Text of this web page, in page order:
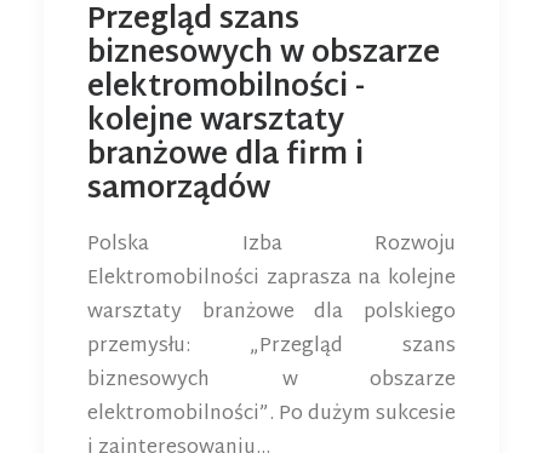
Przegląd szans
biznesowych w obszarze
elektromobilności -
kolejne warsztaty
branżowe dla firm i
samorządów
Polska Izba Rozwoju
Elektromobilności zaprasza na kolejne
warsztaty branżowe dla polskiego
przemysłu: „Przegląd szans
biznesowych w obszarze
elektromobilności”. Po dużym sukcesie